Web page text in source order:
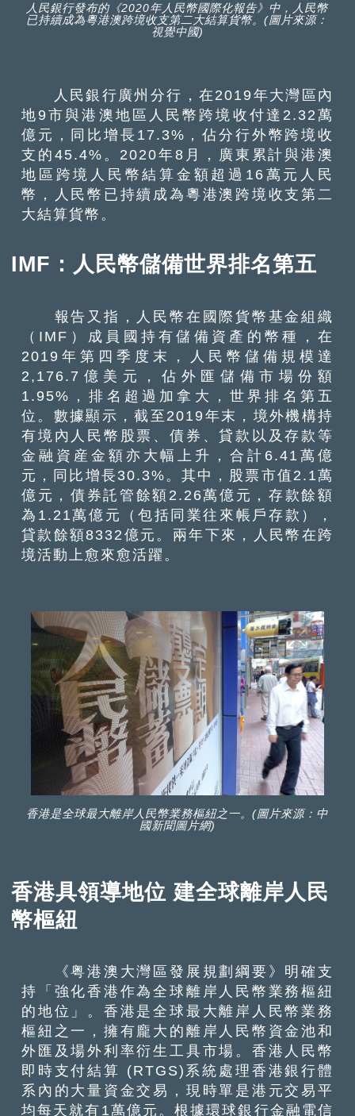
人民銀行發布的《2020年人民幣國際化報吿》中，人民幣
已持續成為粵港澳跨境收支第二大結算貨幣。(圖片來源：
視覺中國)
人民銀行廣州分行，在2019年大灣區內
地9市與港澳地區人民幣跨境收付達2.32萬
億元，同比增長17.3%，佔分行外幣跨境收
支的45.4%。2020年8月，廣東累計與港澳
地區跨境人民幣結算金額超過16萬元人民
幣，人民幣已持續成為粵港澳跨境收支第二
大結算貨幣。
IMF：人民幣儲備世界排名第五
報告又指，人民幣在國際貨幣基金組織
（IMF）成員國持有儲備資產的幣種，在
2019年第四季度末，人民幣儲備規模達
2,176.7億美元，佔外匯儲備市場份額
1.95%，排名超過加拿大，世界排名第五
位。數據顯示，截至2019年末，境外機構持
有境內人民幣股票、債券、貸款以及存款等
金融資産金額亦大幅上升，合計6.41萬億
元，同比增長30.3%。其中，股票市值2.1萬
億元，債券託管餘額2.26萬億元，存款餘額
為1.21萬億元（包括同業往來帳戶存款），
貸款餘額8332億元。兩年下來，人民幣在跨
境活動上愈來愈活躍。
香港是全球最大離岸人民幣業務樞紐之一。(圖片來源：中
國新聞圖片網)
香港具領導地位 建全球離岸人民
幣樞紐
《粤港澳大灣區發展規劃綱要》明確支
持「強化香港作為全球離岸人民幣業務樞紐
的地位」。香港是全球最大離岸人民幣業務
樞紐之一，擁有龐大的離岸人民幣資金池和
外匯及場外利率衍生工具市場。香港人民幣
即時支付結算 (RTGS)系統處理香港銀行體
系內的大量資金交易，現時單是港元交易平
均每天就有1萬億元。根據環球銀行金融電信